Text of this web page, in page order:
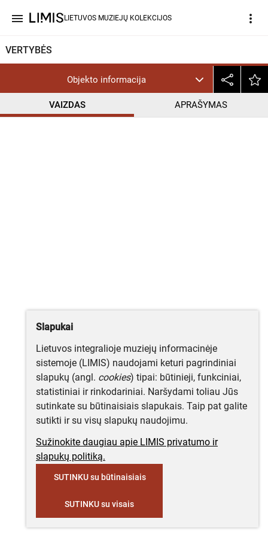
menu LIETUVOS MUZIEJŲ KOLEKCIJOS more_vert
VERTYBĖS
Objekto informacija
VAIZDAS APRAŠYMAS
Slapukai
Lietuvos integralioje muziejų informacinėje
sistemoje (LIMIS) naudojami keturi pagrindiniai
slapukų (angl. cookies) tipai: būtinieji, funkciniai,
statistiniai ir rinkodariniai. Naršydami toliau Jūs
sutinkate su būtinaisiais slapukais. Taip pat galite
sutikti ir su visų slapukų naudojimu.
Sužinokite daugiau apie LIMIS privatumo ir
slapukų politiką.
SUTINKU su būtinaisiais
SUTINKU su visais